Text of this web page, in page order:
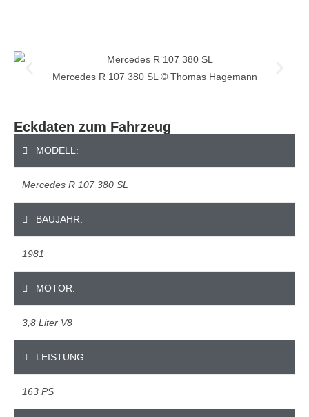
Mercedes R 107 380 SL © Thomas Hagemann
Eckdaten zum Fahrzeug
MODELL:
Mercedes R 107 380 SL
BAUJAHR:
1981
MOTOR:
3,8 Liter V8
LEISTUNG:
163 PS